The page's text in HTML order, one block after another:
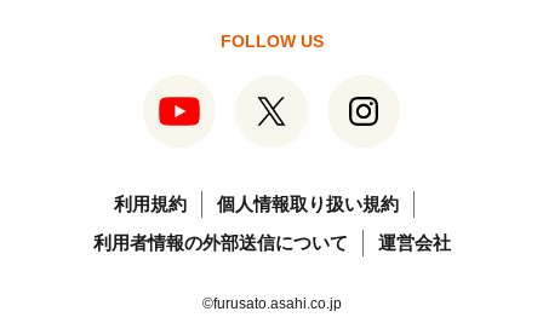
FOLLOW US
利用規約
個人情報取り扱い規約
利用者情報の外部送信について
運営会社
©furusato.asahi.co.jp